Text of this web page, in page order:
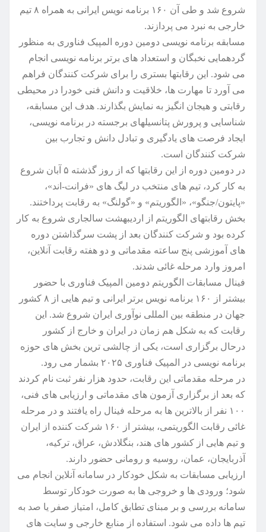
شروع شد و طی آن ۱۶۰ برنامه نویس ایرانی به همراه ۸ تیم
خارجی به نبرد می پردازند.
مسابقه برنامه نویسی دومین دوره المپیک فناوری به منظور
گردهمایی نخبگان و استعداد های برتر برنامه نویسی انجام
می شود. این رقابتها بستری را برای شرکت کنندگان فراهم
می آورد تا مهارت ها، خلاقیت و دانش فنی خودرا در محیطی
رقابتی و هیجان انگیز به نمایش بگذارند. هدف این مسابقه،
شناسایی و پرورش پتانسیلهای برجسته در برنامه نویسی،
ایجاد فرصت های یادگیری و تبادل دانش و تجارب بین
شرکت کنندگان است.
در دومین دوره از این رقابتها که از روز گذشته ۵ آبان شروع
به کار کرد، تیم های منتخب در لیگ های «فرانت-اند»،
«پایتون/جنگو»، «الگوریتم» و «گولنگ» به رقابت پرداختند.
بخش رقابتهای الگوریتم از اردیبهشت سالجاری شروع به کار
کرده بود و شرکت کنندگان بعد از پشت سرگذاشتن دوره
های آموزشی پنج ساعته مقدماتی و دو هفته رقابت آنلاین،
امروز وارد مرحله غائی شدند.
فینال مسابقات الگوریتم دومین المپیک فناوری با حضور
بیشتر از ۱۶۰ برنامه نویس برتر ایرانی و تیم هایی از ۸ کشور
جهان در منطقه بین المللی نوآوری ایران شروع شد. این
رقابت که به شکل هم زمان در ایران و خارج از کشور
درحال برگزاری است، یکی از چالشی ترین بخش های حوزه
برنامه نویسی در المپیک فناوری ۲۰۲۵ بشمار می رود.
در مرحله مقدماتی این رقابت، حدود هزار نفر ثبت نام کردند
که بعد از برگزاری آزمون های مقدماتی و ارزیابی های فنی،
۱۰۰ نفر از بالاترین ها به مرحله فینال راه یافتند و در مرحله
غائی رقابت الگوریتمی، بیشتر از ۱۶۰ شرکت کننده از ایران
و تیم هایی از کشور های هند، بنگلادش، عراق، ترکیه،
آذربایجان، عمان، روسیه و رومانی حضور دارند.
ارزیابی مسابقات به شکل خودکار در سامانه آنلاین انجام می
شود؛ ورودی ها و خروجی ها به صورت خودکار توسط
سامانه بررسی و بر مبنای تطابق کامل، امتیاز صفر یا صد به
تیم ها داده می شود. استفاده از منابع خارجی و سایت های